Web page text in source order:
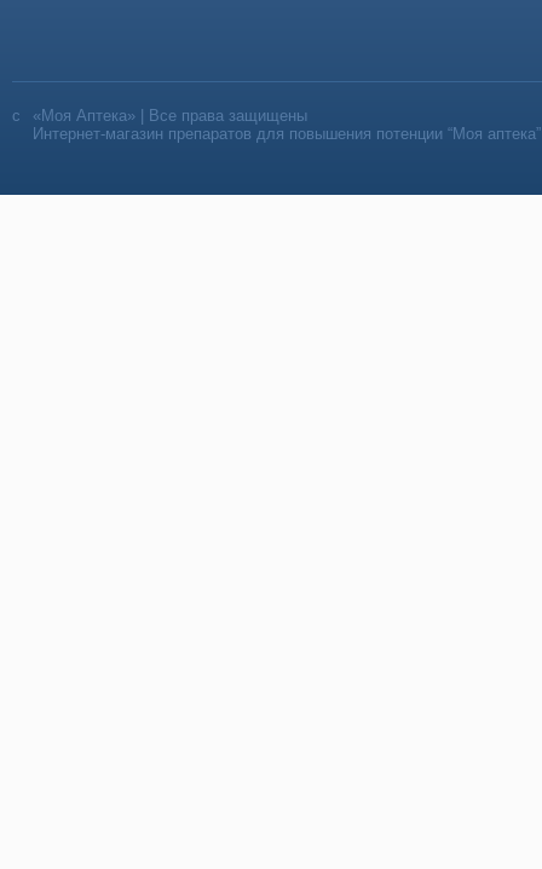
«Моя Аптека» | Все права защищены
Интернет-магазин препаратов для повышения потенции “Моя